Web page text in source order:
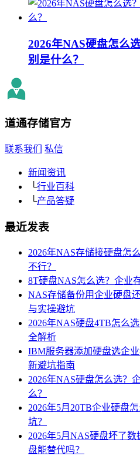
2026年NAS硬盘怎么
别是什么？
道通存储官方
联系我们 私信
新闻资讯
└行业百科
└产品答疑
最近发表
2026年NAS存储接硬盘怎
不行？
8T硬盘NAS怎么选？企业
NAS存储备份用企业硬盘
与实操避坑
2026年NAS硬盘4TB怎么
全解析
IBM服务器添加硬盘选企
新避坑指南
2026年NAS硬盘怎么选？
么？
2026年5月20TB企业硬盘
坑？
2026年5月NAS硬盘坏了
盘能替代吗？